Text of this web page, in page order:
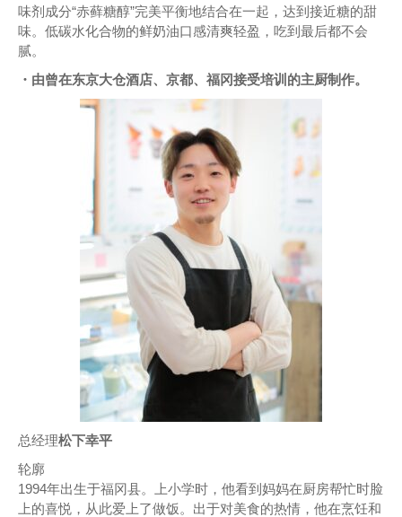
味剂成分“赤藓糖醇”完美平衡地结合在一起，达到接近糖的甜
味。低碳水化合物的鲜奶油口感清爽轻盈，吃到最后都不会
腻。
・由曾在东京大仓酒店、京都、福冈接受培训的主厨制作。
总经理松下幸平
轮廓
1994年出生于福冈县。上小学时，他看到妈妈在厨房帮忙时脸
上的喜悦，从此爱上了做饭。出于对美食的热情，他在烹饪和